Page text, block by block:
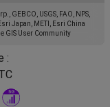
GEBCO, USGS, FAO, NPS,
Japan, METI, Esri China
GIS User Community
: